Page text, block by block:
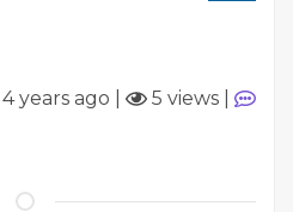
4 years ago 5 views